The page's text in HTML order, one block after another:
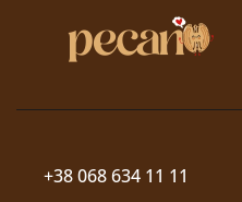
+38 068 634 11 11